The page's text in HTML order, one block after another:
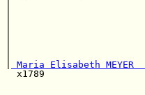
Maria Elisabeth
x1789